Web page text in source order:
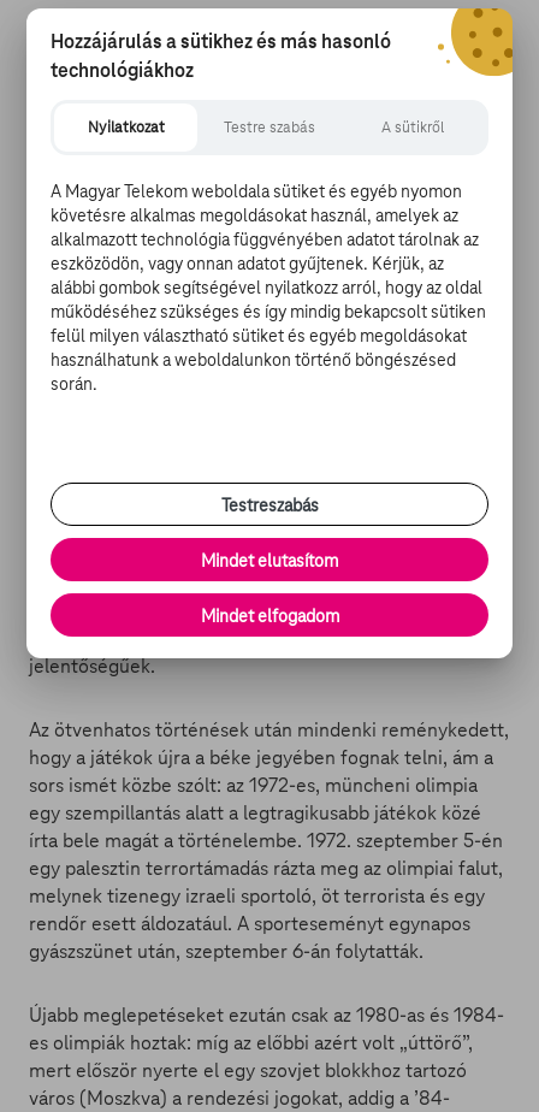
írtuk, 1964-től mindenbe beleszólt a technika, így nem
volt kérdés, hogy az olimpiák fejlődése a továbbiakban
is folytatódik. Az 1968-ban Mexikóvárosban tartott
olimpia nem csupán azért volt érdekes, mert a
sportolóknak először a tengerszint feletti 2200
méterrel kellett megbirkózniuk, hanem egyrészt a világ
immár száz országának versenyzői közül kellett
kiemelkedniük, másrészt teljesen tiszta versenyben
olimpiá(k)nak a nők egyenjogúságának kivívása is:
ebben az évben a mexikói indián Norma Enriqeta
Bastilio nevű sportolónő gyújthatta meg az olimpiai
lángot, a következő, 1972-es olimpia esküjét először
mondhatta nő a bajor Heidi Schüller személyében, ám a
müncheni játékok nem ettől maradtak historikus
jelentőségűek.
Az ötvenhatos történések után mindenki reménykedett,
hogy a játékok újra a béke jegyében fognak telni, ám a
sors ismét közbe szólt: az 1972-es, müncheni olimpia
egy szempillantás alatt a legtragikusabb játékok közé
írta bele magát a történelembe. 1972. szeptember 5-én
egy palesztin terrortámadás rázta meg az olimpiai falut,
melynek tizenegy izraeli sportoló, öt terrorista és egy
rendőr esett áldozatául. A sporteseményt egynapos
gyászszünet után, szeptember 6-án folytatták.
Újabb meglepetéseket ezután csak az 1980-as és 1984-
es olimpiák hoztak: míg az előbbi azért volt „úttörő”,
mert először nyerte el egy szovjet blokkhoz tartozó
város (Moszkva) a rendezési jogokat, addig a ’84-
Hozzájárulás a sütikhez és más hasonló
technológiákhoz
Nyilatkozat Testre szabás A sütikről
A Magyar Telekom weboldala sütiket és egyéb nyomon
követésre alkalmas megoldásokat használ, amelyek az
alkalmazott technológia függvényében adatot tárolnak az
eszközödön, vagy onnan adatot gyűjtenek. Kérjük, az
alábbi gombok segítségével nyilatkozz arról, hogy az oldal
működéséhez szükséges és így mindig bekapcsolt sütiken
felül milyen választható sütiket és egyéb megoldásokat
használhatunk a weboldalunkon történő böngészésed
során.
Testreszabás
Mindet elutasítom
Mindet elfogadom